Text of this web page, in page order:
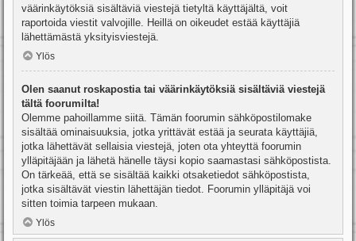
väärinkäytöksiä sisältäviä viestejä tietyltä käyttäjältä, voit
raportoida viestit valvojille. Heillä on oikeudet estää käyttäjiä
lähettämästä yksityisviestejä.
Ylös
Olen saanut roskapostia tai väärinkäytöksiä sisältäviä viestejä
tältä foorumilta!
Olemme pahoillamme siitä. Tämän foorumin sähköpostilomake
sisältää ominaisuuksia, jotka yrittävät estää ja seurata käyttäjiä,
jotka lähettävät sellaisia viestejä, joten ota yhteyttä foorumin
ylläpitäjään ja lähetä hänelle täysi kopio saamastasi sähköpostista.
On tärkeää, että se sisältää kaikki otsaketiedot sähköpostista,
jotka sisältävät viestin lähettäjän tiedot. Foorumin ylläpitäjä voi
sitten toimia tarpeen mukaan.
Ylös